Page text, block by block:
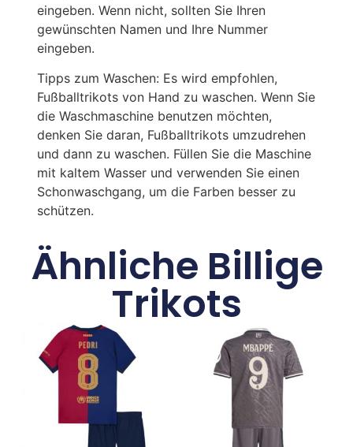
eingeben. Wenn nicht, sollten Sie Ihren
gewünschten Namen und Ihre Nummer
eingeben.
Tipps zum Waschen: Es wird empfohlen,
Fußballtrikots von Hand zu waschen. Wenn Sie
die Waschmaschine benutzen möchten,
denken Sie daran, Fußballtrikots umzudrehen
und dann zu waschen. Füllen Sie die Maschine
mit kaltem Wasser und verwenden Sie einen
Schonwaschgang, um die Farben besser zu
schützen.
Ähnliche Billige
Trikots